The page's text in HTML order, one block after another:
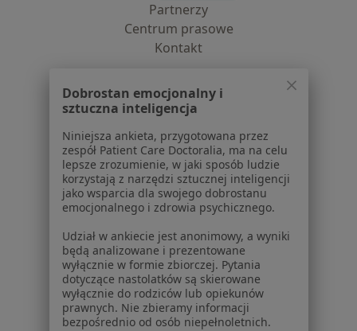
Partnerzy
Centrum prasowe
Kontakt
Lekarze
Placówki medyczne
Pytania i odpowiedzi
Usługi i zabiegi
Choroby
Pomoc
Blog dla pacjentów
Dla profesjonalistów
Cennik
Dla lekarzy
Dobrostan emocjonalny i
sztuczna inteligencja
Niniejsza ankieta, przygotowana przez
zespół Patient Care Doctoralia, ma na celu
lepsze zrozumienie, w jaki sposób ludzie
korzystają z narzędzi sztucznej inteligencji
jako wsparcia dla swojego dobrostanu
emocjonalnego i zdrowia psychicznego.
Udział w ankiecie jest anonimowy, a wyniki
będą analizowane i prezentowane
wyłącznie w formie zbiorczej. Pytania
dotyczące nastolatków są skierowane
wyłącznie do rodziców lub opiekunów
prawnych. Nie zbieramy informacji
bezpośrednio od osób niepełnoletnich.